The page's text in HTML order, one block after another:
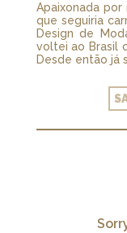
Apaixonada
que seguiria
Design de
voltei ao Brasil
Desde então já